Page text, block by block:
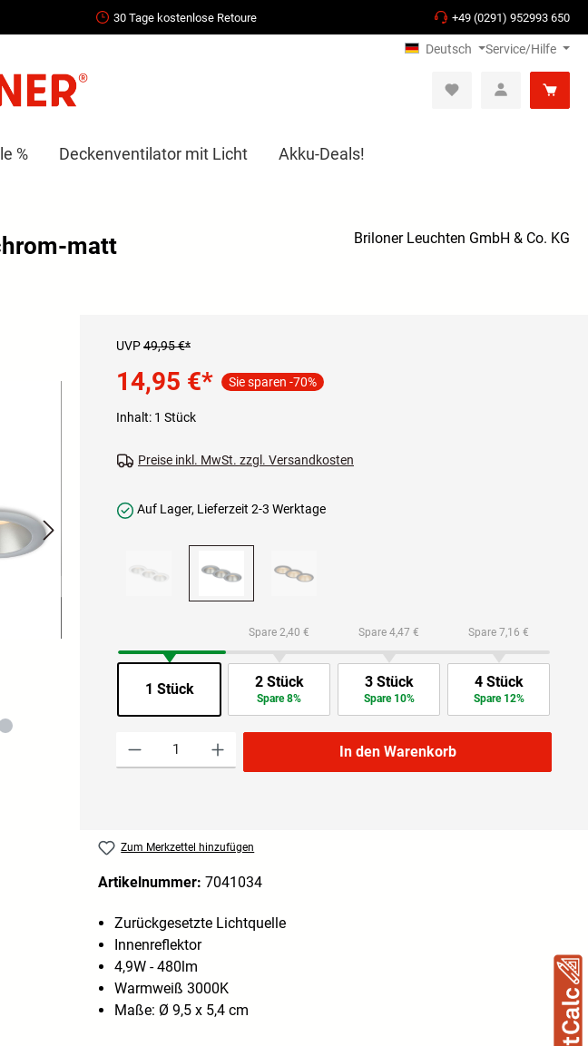
30 Tage kostenlose Retoure +49 (0291) 952993 650
Deutsch Service/Hilfe
% Deckenventilator mit Licht Akku-Deals!
matt Briloner Leuchten GmbH & Co. KG
UVP49,95 €*
14,95 €* Sie sparen -70%
Inhalt: 1 Stück
Preise inkl. MwSt. zzgl. Versandkosten
Auf Lager, Lieferzeit 2-3 Werktage
1 Stück
Spare 2,40 €
2 Stück
Spare 8%
Spare 4,47 €
3 Stück
Spare 10%
Spare 7,16 €
4 Stück
Spare 12%
In den Warenkorb
Zum Merkzettel hinzufügen
Artikelnummer: 7041034
Zurückgesetzte Lichtquelle
Innenreflektor
4,9W - 480lm
Warmweiß 3000K
Maße: Ø 9,5 x 5,4 cm